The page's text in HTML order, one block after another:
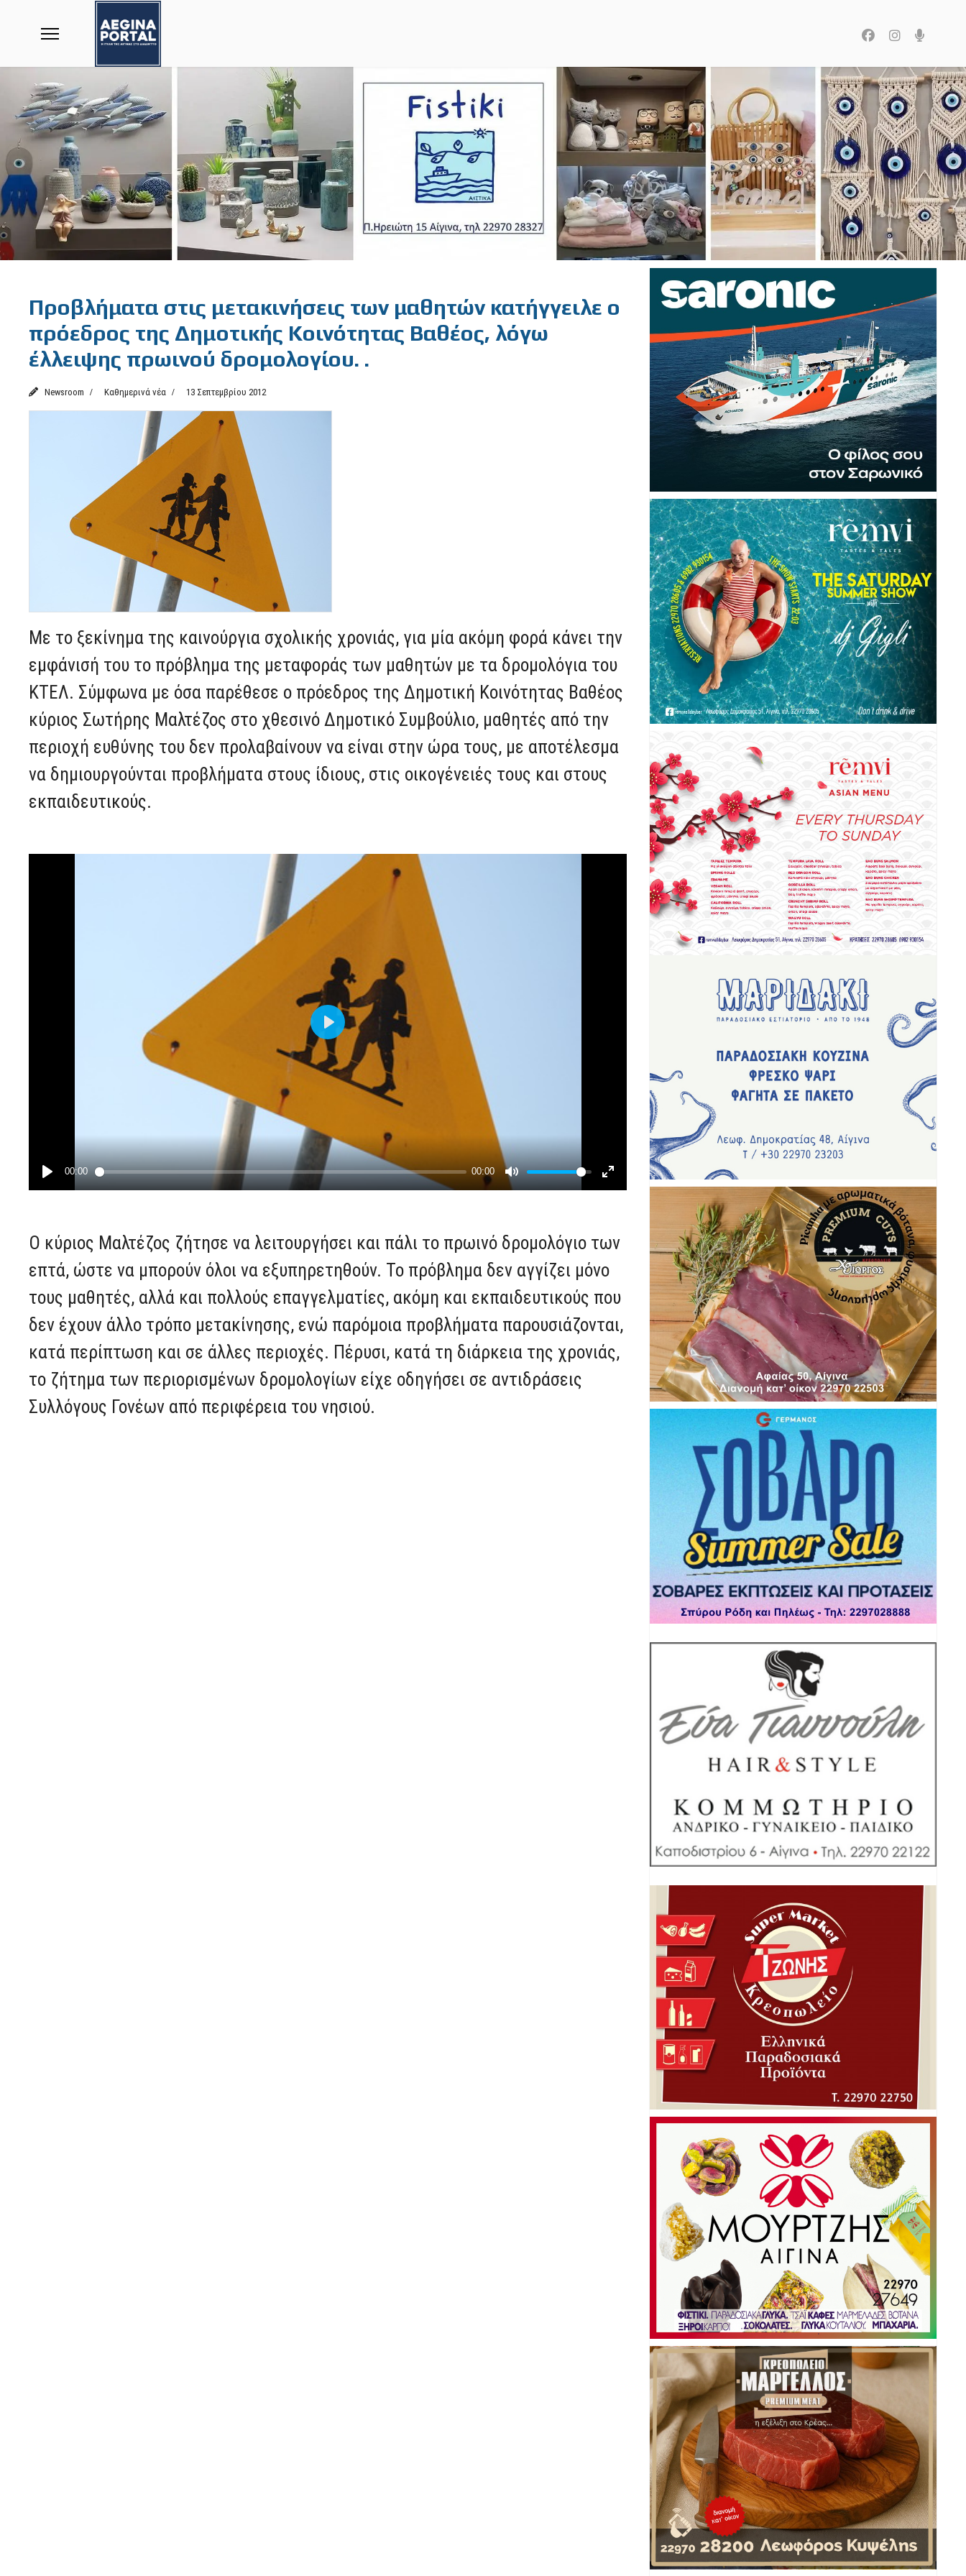
Προβλήματα στις μετακινήσεις των μαθητών κατήγγειλε ο
πρόεδρος της Δημοτικής Κοινότητας Βαθέος, λόγω
έλλειψης πρωινού δρομολογίου. .
Newsroom Καθημερινά νέα 13 Σεπτεμβρίου 2012
Με το ξεκίνημα της καινούργια σχολικής χρονιάς, για μία ακόμη φορά κάνει την
εμφάνισή του το πρόβλημα της μεταφοράς των μαθητών με τα δρομολόγια του
ΚΤΕΛ. Σύμφωνα με όσα παρέθεσε ο πρόεδρος της Δημοτική Κοινότητας Βαθέος
κύριος Σωτήρης Μαλτέζος στο χθεσινό Δημοτικό Συμβούλιο, μαθητές από την
περιοχή ευθύνης του δεν προλαβαίνουν να είναι στην ώρα τους, με αποτέλεσμα
να δημιουργούνται προβλήματα στους ίδιους, στις οικογένειές τους και στους
εκπαιδευτικούς.
Ο κύριος Μαλτέζος ζήτησε να λειτουργήσει και πάλι το πρωινό δρομολόγιο των
επτά, ώστε να μπορούν όλοι να εξυπηρετηθούν. Το πρόβλημα δεν αγγίζει μόνο
τους μαθητές, αλλά και πολλούς επαγγελματίες, ακόμη και εκπαιδευτικούς που
δεν έχουν άλλο τρόπο μετακίνησης, ενώ παρόμοια προβλήματα παρουσιάζονται,
κατά περίπτωση και σε άλλες περιοχές. Πέρυσι, κατά τη διάρκεια της χρονιάς,
το ζήτημα των περιορισμένων δρομολογίων είχε οδηγήσει σε αντιδράσεις
Συλλόγους Γονέων από περιφέρεια του νησιού.